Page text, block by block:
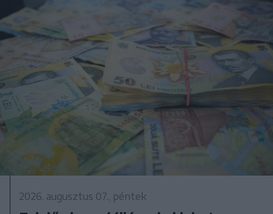
2026. augusztus 07., péntek